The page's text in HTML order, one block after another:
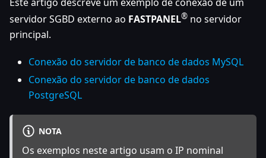
servidor SGBD externo ao FASTPANEL® no servidor
principal.
Conexão do servidor de banco de dados MySQL
Conexão do servidor de banco de dados
PostgreSQL
NOTA
Os exemplos neste artigo usam o IP nominal